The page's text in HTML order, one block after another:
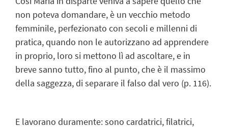
non poteva domandare, è un vecchio metodo
femminile, perfezionato con secoli e millenni di
pratica, quando non le autorizzano ad apprendere
in proprio, loro si mettono lì ad ascoltare, e in
breve sanno tutto, fino al punto, che è il massimo
della saggezza, di separare il falso dal vero (p. 116).
E lavorano duramente: sono cardatrici, filatrici,